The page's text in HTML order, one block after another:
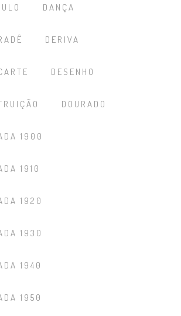
DANÇA
DERIVA
DESENHO
DOURADO
1900
1910
1920
1930
1940
1950